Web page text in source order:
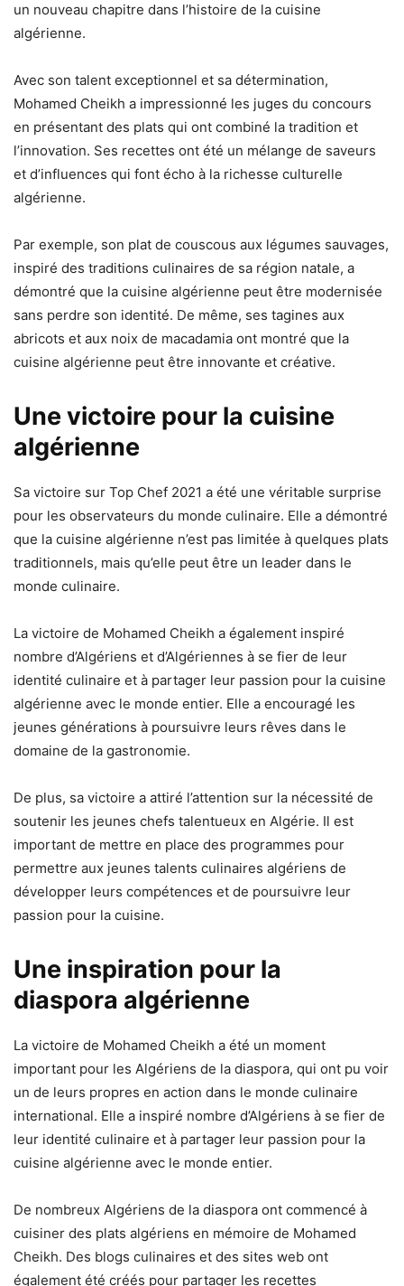
un nouveau chapitre dans l’histoire de la cuisine
algérienne.
Avec son talent exceptionnel et sa détermination,
Mohamed Cheikh a impressionné les juges du concours
en présentant des plats qui ont combiné la tradition et
l’innovation. Ses recettes ont été un mélange de saveurs
et d’influences qui font écho à la richesse culturelle
algérienne.
Par exemple, son plat de couscous aux légumes sauvages,
inspiré des traditions culinaires de sa région natale, a
démontré que la cuisine algérienne peut être modernisée
sans perdre son identité. De même, ses tagines aux
abricots et aux noix de macadamia ont montré que la
cuisine algérienne peut être innovante et créative.
Une victoire pour la cuisine
algérienne
Sa victoire sur Top Chef 2021 a été une véritable surprise
pour les observateurs du monde culinaire. Elle a démontré
que la cuisine algérienne n’est pas limitée à quelques plats
traditionnels, mais qu’elle peut être un leader dans le
monde culinaire.
La victoire de Mohamed Cheikh a également inspiré
nombre d’Algériens et d’Algériennes à se fier de leur
identité culinaire et à partager leur passion pour la cuisine
algérienne avec le monde entier. Elle a encouragé les
jeunes générations à poursuivre leurs rêves dans le
domaine de la gastronomie.
De plus, sa victoire a attiré l’attention sur la nécessité de
soutenir les jeunes chefs talentueux en Algérie. Il est
important de mettre en place des programmes pour
permettre aux jeunes talents culinaires algériens de
développer leurs compétences et de poursuivre leur
passion pour la cuisine.
Une inspiration pour la
diaspora algérienne
La victoire de Mohamed Cheikh a été un moment
important pour les Algériens de la diaspora, qui ont pu voir
un de leurs propres en action dans le monde culinaire
international. Elle a inspiré nombre d’Algériens à se fier de
leur identité culinaire et à partager leur passion pour la
cuisine algérienne avec le monde entier.
De nombreux Algériens de la diaspora ont commencé à
cuisiner des plats algériens en mémoire de Mohamed
Cheikh. Des blogs culinaires et des sites web ont
également été créés pour partager les recettes